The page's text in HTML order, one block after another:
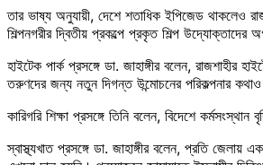
তার ভাষ্য অনুযায়ী, দেশে শতাধিক ইপিজেড থাকলেও
শিল্পনগরীর দ্বিতীয় প্রকল্পে প্রকৃত শিল্প উদ্যোক্তাদের
হাইটেক পার্ক প্রসঙ্গে ডা. জাহাঙ্গীর বলেন,
তরুণদের জন্য নতুন দিগন্ত উন্মোচনের পরিকল্পনার কথাও
কারিগরি শিক্ষা প্রসঙ্গে তিনি বলেন, বিদেশে
স্বাস্থ্যখাত প্রসঙ্গে ডা. জাহাঙ্গীর বলেন, প্রতি জেলায়